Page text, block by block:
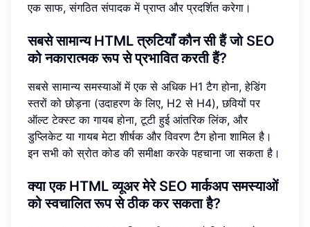
एक साफ, संगठित संपादक में प्राप्त और प्रदर्शित करेगा।
सबसे सामान्य HTML त्रुटियाँ कौन सी हैं जो SEO
को नकारात्मक रूप से प्रभावित करती हैं?
सबसे सामान्य समस्याओं में एक से अधिक H1 टैग होना, हेडिंग
स्तरों को छोड़ना (उदाहरण के लिए, H2 से H4), छवियों पर
ऑल्ट टेक्स्ट का गायब होना, टूटी हुई आंतरिक लिंक, और
डुप्लिकेट या गायब मेटा शीर्षक और विवरण टैग होना शामिल है।
इन सभी को स्रोत कोड की समीक्षा करके पहचाना जा सकता है।
क्या एक HTML व्यूअर मेरे SEO मार्कअप समस्याओं
को स्वचालित रूप से ठीक कर सकता है?